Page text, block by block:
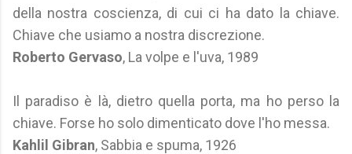
della nostra coscienza, di cui ci ha dato la chiave.
Chiave che usiamo a nostra discrezione.
Roberto Gervaso, La volpe e l'uva, 1989
Il paradiso è là, dietro quella porta, ma ho perso la
chiave. Forse ho solo dimenticato dove l'ho messa.
Kahlil Gibran, Sabbia e spuma, 1926